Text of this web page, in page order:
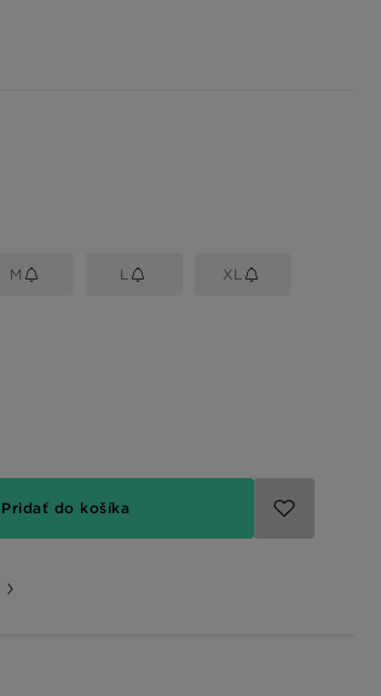
M L XL
Pridať do košíka